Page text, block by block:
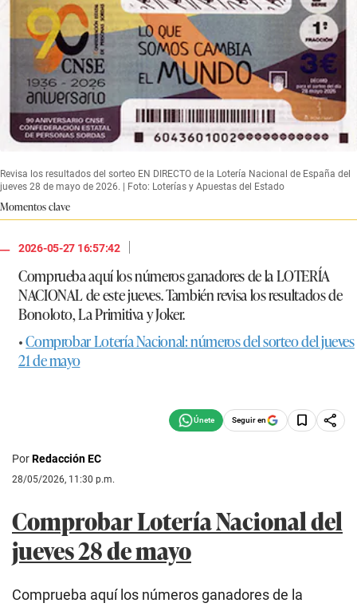
Revisa los resultados del sorteo EN DIRECTO de la Lotería Nacional de España del
jueves 28 de mayo de 2026. | Foto: Loterías y Apuestas del Estado
Momentos clave
2026-05-27 16:57:42
|
Comprueba aquí los números ganadores de laLOTERÍA
NACIONALde este jueves. También revisa los resultados de
Bonoloto, La Primitiva y Joker.
•Comprobar Lotería Nacional: números del sorteo del jueves
21 de mayo
Seguir en
PorRedacción EC
28/05/2026, 11:30 p.m.
Comprobar Lotería Nacional del
jueves 28 de mayo
Comprueba aquí los números ganadores de la